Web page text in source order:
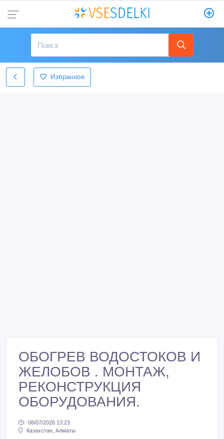
Избранное
ОБОГРЕВ ВОДОСТОКОВ И
ЖЕЛОБОВ . МОНТАЖ,
РЕКОНСТРУКЦИЯ
ОБОРУДОВАНИЯ.
08/07/2026 13:23
Казахстан, Алматы